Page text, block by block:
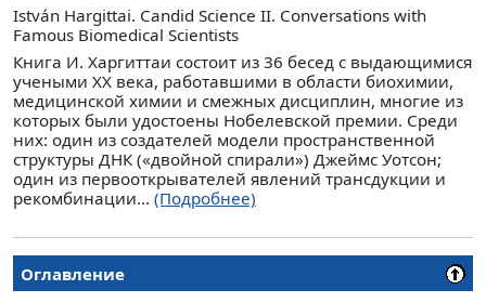
István Hargittai. Candid Science II. Conversations with
Famous Biomedical Scientists
Книга И. Харгиттаи состоит из 36 бесед с выдающимися
учеными XX века, работавшими в области биохимии,
медицинской химии и смежных дисциплин, многие из
которых были удостоены Нобелевской премии. Среди
них: один из создателей модели пространственной
структуры ДНК («двойной спирали») Джеймс Уотсон;
один из первооткрывателей явлений трансдукции и
рекомбинации... (Подробнее)
Оглавление